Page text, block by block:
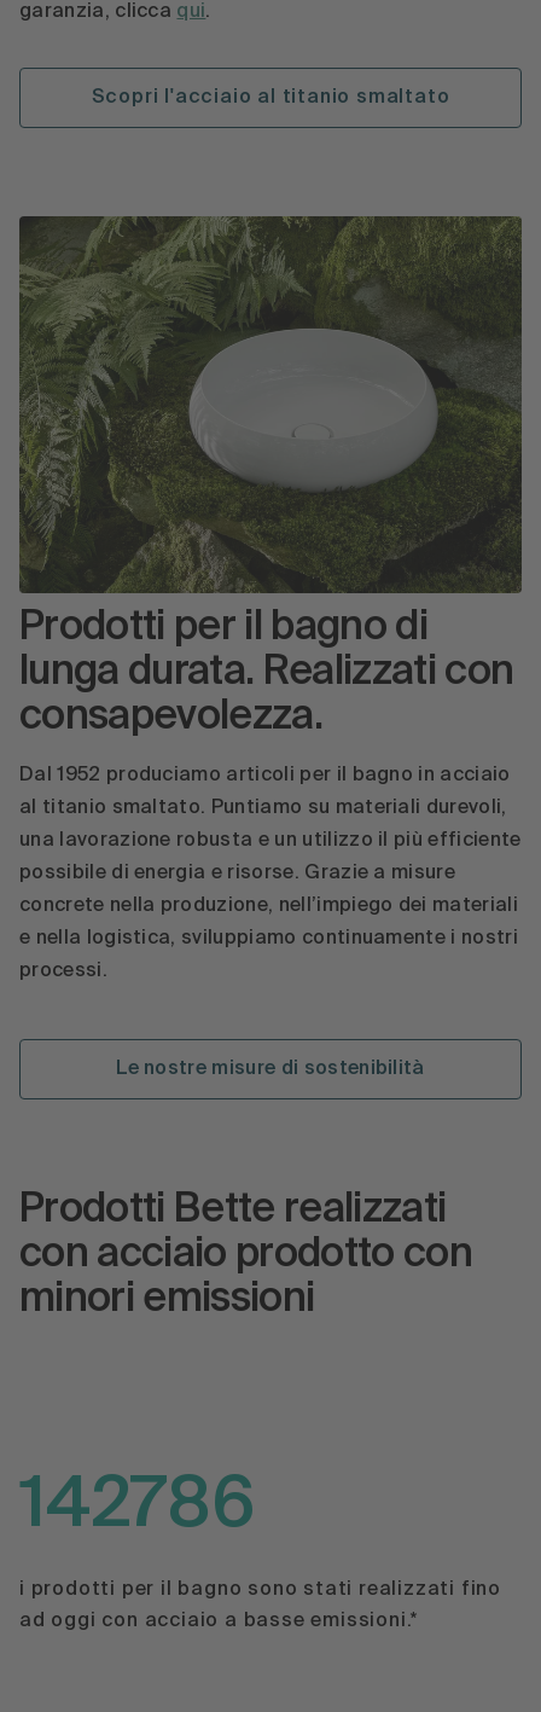
garanzia, clicca qui.
Scopri l'acciaio al titanio smaltato
Prodotti per il bagno di
lunga durata. Realizzati con
consapevolezza.
Dal 1952 produciamo articoli per il bagno in acciaio
al titanio smaltato. Puntiamo su materiali durevoli,
una lavorazione robusta e un utilizzo il più efficiente
possibile di energia e risorse. Grazie a misure
concrete nella produzione, nell’impiego dei materiali
e nella logistica, sviluppiamo continuamente i nostri
processi.
Le nostre misure di sostenibilità
Prodotti Bette realizzati
con acciaio prodotto con
minori emissioni
142786
i prodotti per il bagno sono stati realizzati fino
ad oggi con acciaio a basse emissioni.*